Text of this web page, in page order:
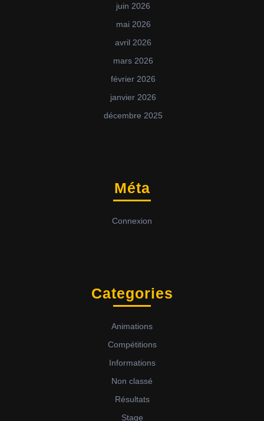
juin 2026
mai 2026
avril 2026
mars 2026
février 2026
janvier 2026
décembre 2025
Méta
Connexion
Categories
Animations
Compétitions
Informations
Non classé
Résultats
Stage